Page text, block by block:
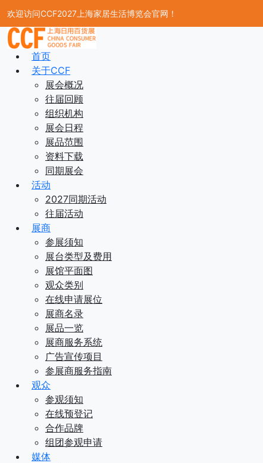
欢迎访问CCF2027上海家居生活博览会官网！
首页
关于CCF
展会概况
往届回顾
组织机构
展会日程
展品范围
资料下载
同期展会
活动
2027同期活动
往届活动
展商
参展须知
展台类型及费用
展馆平面图
观众类别
在线申请展位
展商名录
展品一览
展商服务系统
广告宣传项目
参展商服务指南
观众
参观须知
在线预登记
合作品牌
组团参观申请
媒体